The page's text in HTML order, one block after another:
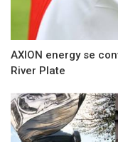
AXION energy se
River Plate